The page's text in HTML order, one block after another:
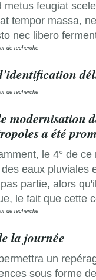
metus feugiat
tempor massa,
nec libero
de recherche
de recherche
modernisation
a été
le 4° de
eaux pluviales
partie, alors
le fait que cette
de recherche
la journée
un
sous forme